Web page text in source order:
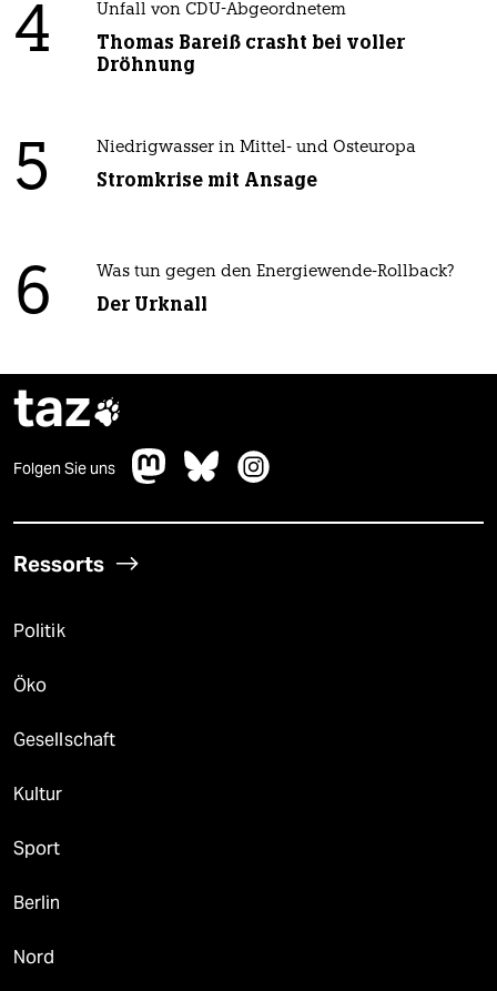
4 Unfall von CDU-Abgeordnetem
Thomas Bareiß crasht bei voller
Dröhnung
5 Niedrigwasser in Mittel- und Osteuropa
Stromkrise mit Ansage
6 Was tun gegen den Energiewende-Rollback?
Der Urknall
taz
Folgen Sie uns
Ressorts
Politik
Öko
Gesellschaft
Kultur
Sport
Berlin
Nord